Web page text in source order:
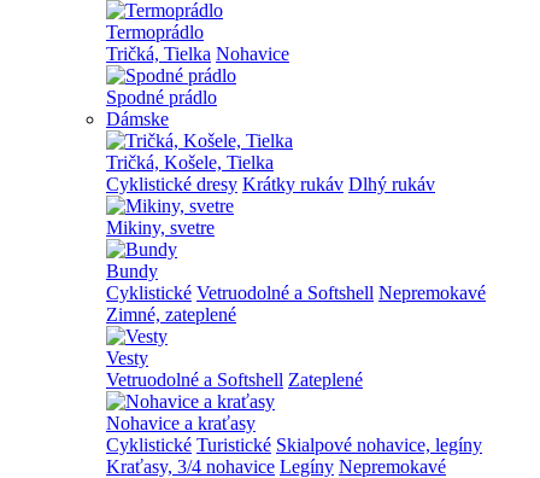
Termoprádlo
Tričká, Tielka Nohavice
Spodné prádlo
Dámske
Tričká, Košele, Tielka
Cyklistické dresy Krátky rukáv Dlhý rukáv
Mikiny, svetre
Bundy
Cyklistické Vetruodolné a Softshell Nepremokavé
Zimné, zateplené
Vesty
Vetruodolné a Softshell Zateplené
Nohavice a kraťasy
Cyklistické Turistické Skialpové nohavice, legíny
Kraťasy, 3/4 nohavice Legíny Nepremokavé